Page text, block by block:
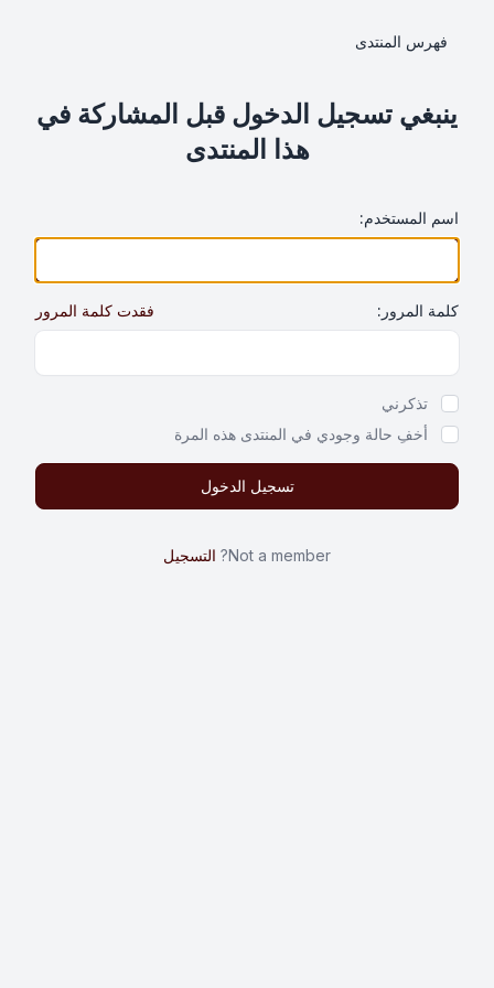
فهرس المنتدى
ينبغي تسجيل الدخول قبل المشاركة في
هذا المنتدى
اسم المستخدم:
كلمة المرور: فقدت كلمة المرور
تذكرني
أخفِ حالة وجودي في المنتدى هذه المرة
Not a member? التسجيل